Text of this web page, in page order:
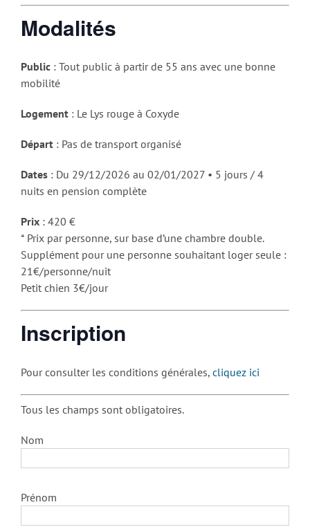
Modalités
Public : Tout public à partir de 55 ans avec une bonne
mobilité
Logement : Le Lys rouge à Coxyde
Départ : Pas de transport organisé
Dates : Du 29/12/2026 au 02/01/2027 • 5 jours / 4
nuits en pension complète
Prix : 420 €
* Prix par personne, sur base d’une chambre double.
Supplément pour une personne souhaitant loger seule :
21€/personne/nuit
Petit chien 3€/jour
Inscription
Pour consulter les conditions générales, cliquez ici
Tous les champs sont obligatoires.
Nom
Prénom